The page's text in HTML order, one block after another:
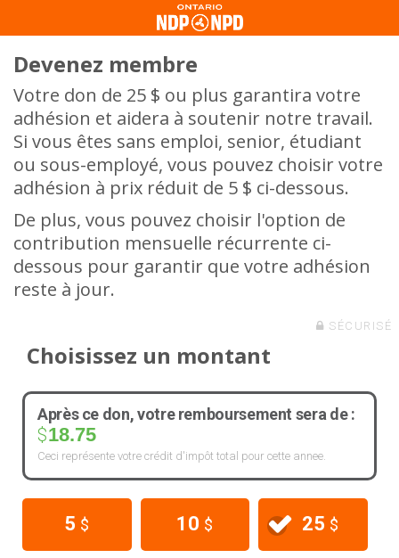
Devenez membre
Votre don de 25 $ ou plus garantira votre
adhésion et aidera à soutenir notre travail.
Si vous êtes sans emploi, senior, étudiant
ou sous-employé, vous pouvez choisir votre
adhésion à prix réduit de 5 $ ci-dessous.
De plus, vous pouvez choisir l'option de
contribution mensuelle récurrente ci-
dessous pour garantir que votre adhésion
reste à jour.
SÉCURISÉ
Choisissez un montant
Après ce don, votre remboursement sera de :
$18.75
Ceci représente votre crédit d'impôt total pour cette annee.
5 $ 10 $ 25 $